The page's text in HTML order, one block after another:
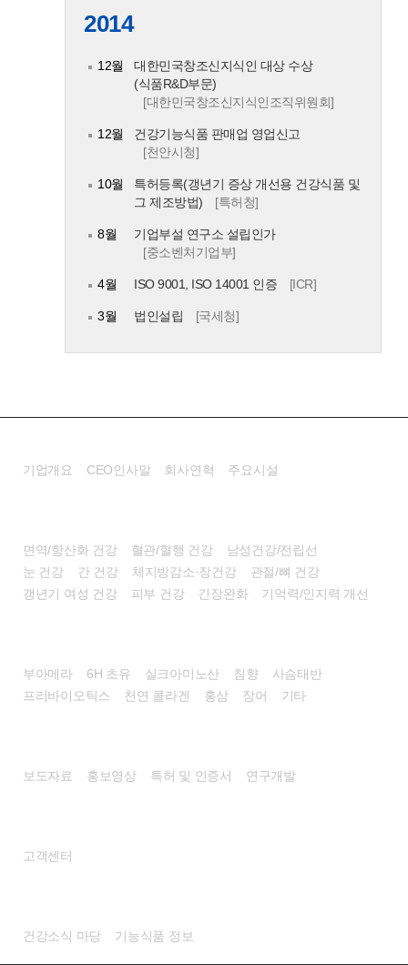
2014
12월
대한민국창조신지식인 대상 수상
(식품R&D부문)
[대한민국창조신지식인조직위원회]
12월
건강기능식품 판매업 영업신고
[천안시청]
10월
특허등록(갱년기 증상 개선용 건강식품 및
그 제조방법)
[특허청]
8월
기업부설 연구소 설립인가
[중소벤처기업부]
4월 ISO 9001, ISO 14001 인증 [ICR]
3월 법인설립 [국세청]
기업개요
CEO인사말 회사연혁 주요시설
면역/항산화 건강
혈관/혈행 건강
남성건강/전립선
눈 건강
간 건강 체지방감소·장건강
관절/뼈 건강
갱년기 여성 건강
피부 건강 긴장완화 기억력/인지력 개선
부아메라
6H 초유 실크아미노산 침향
사슴태반
프리바이오틱스
천연 콜라겐 홍삼 장어 기타
보도자료
홍보영상 특허 및 인증서 연구개발
고객센터
건강소식 마당
기능식품 정보